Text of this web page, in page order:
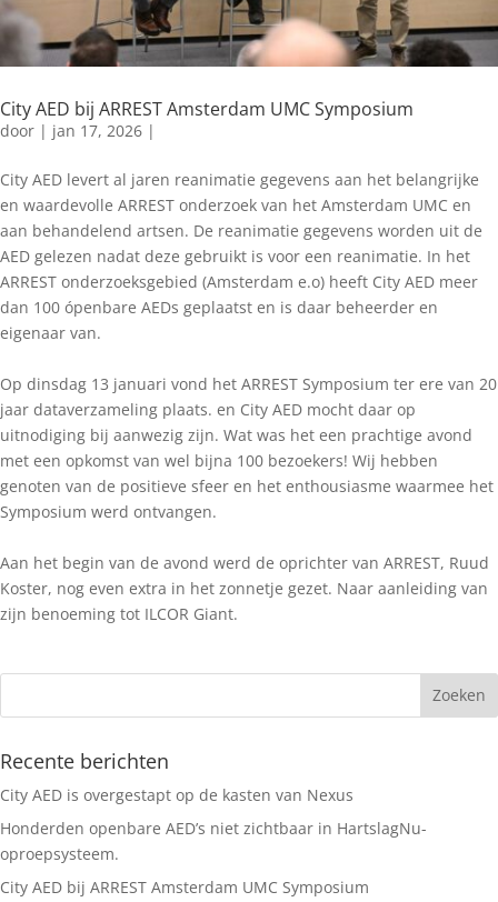
City AED bij ARREST Amsterdam UMC Symposium
door | jan 17, 2026 |
City AED levert al jaren reanimatie gegevens aan het belangrijke
en waardevolle ARREST onderzoek van het Amsterdam UMC en
aan behandelend artsen. De reanimatie gegevens worden uit de
AED gelezen nadat deze gebruikt is voor een reanimatie. In het
ARREST onderzoeksgebied (Amsterdam e.o) heeft City AED meer
dan 100 ópenbare AEDs geplaatst en is daar beheerder en
eigenaar van.
Op dinsdag 13 januari vond het ARREST Symposium ter ere van 20
jaar dataverzameling plaats. en City AED mocht daar op
uitnodiging bij aanwezig zijn. Wat was het een prachtige avond
met een opkomst van wel bijna 100 bezoekers! Wij hebben
genoten van de positieve sfeer en het enthousiasme waarmee het
Symposium werd ontvangen.
Aan het begin van de avond werd de oprichter van ARREST, Ruud
Koster, nog even extra in het zonnetje gezet. Naar aanleiding van
zijn benoeming tot ILCOR Giant.
Recente berichten
City AED is overgestapt op de kasten van Nexus
Honderden openbare AED’s niet zichtbaar in HartslagNu-
oproepsysteem.
City AED bij ARREST Amsterdam UMC Symposium